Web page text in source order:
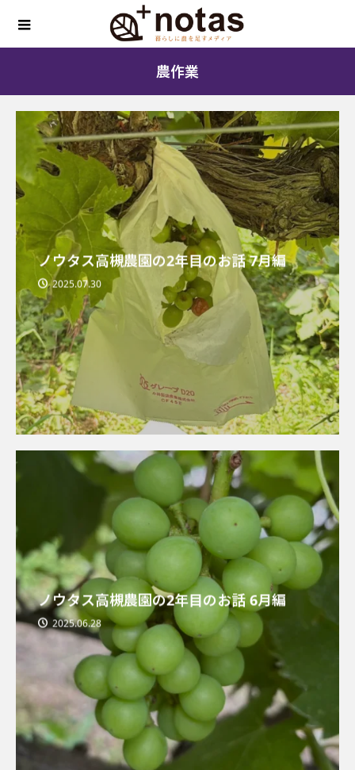
農作業
ノウタス高槻農園の2年目のお話 7月編
2025.07.30
ノウタス高槻農園の2年目のお話 6月編
2025.06.28